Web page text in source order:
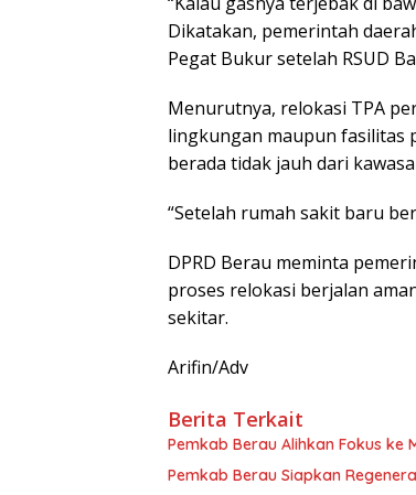
Dikatakan, pemerintah
Pegat Bukur setelah RSUD
Menurutnya, relokasi TPA
lingkungan maupun fasilitas
berada tidak jauh dari
“Setelah rumah sakit baru
DPRD Berau meminta
proses relokasi berjalan
sekitar.
Arifin/Adv
Berita Terkait
Pemkab Berau Alihkan Fokus ke
Pemkab Berau Siapkan